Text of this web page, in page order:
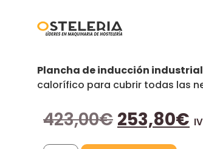
Plancha de inducción industrial
calorífico para cubrir todas las
423,00€ 253,80€